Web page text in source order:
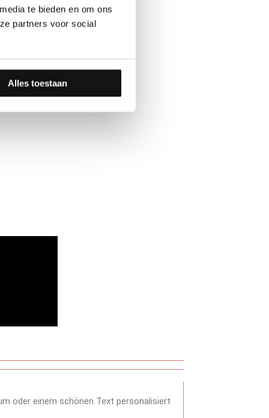
te bieden en om ons
partners voor social
Alles toestaan
– 5er-Set –
oder einem schönen Text personalisiert